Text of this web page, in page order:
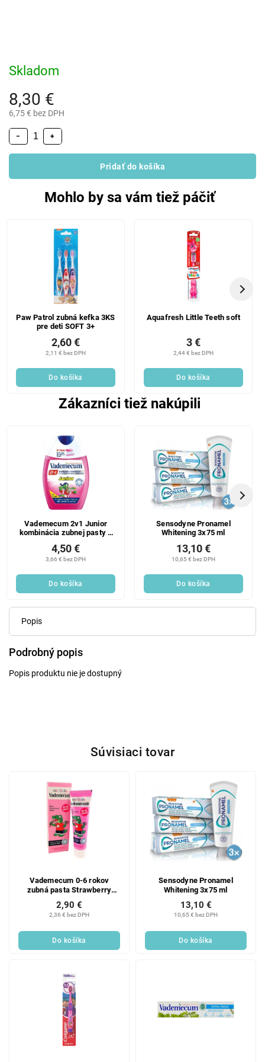
8,30 €
6,75 € bez DPH
Skladom
+
−
Pridať do košíka
Mohlo by sa vám tiež páčiť
Paw Patrol zubná kefka 3KS
pre deti SOFT 3+
2,11 € bez DPH
2,60 €
Do košíka
Aquafresh Little Teeth soft
2,44 € bez DPH
3 €
Do košíka
Zákazníci tiež nakúpili
Vademecum 2v1 Junior
kombinácia zubnej pasty a
3,66 € bez DPH
4,50 €
Do košíka
Sensodyne Pronamel
Whitening 3x75 ml
10,65 € bez DPH
13,10 €
Do košíka
Súvisiaci tovar
Vademecum 0-6 rokov
zubná pasta Strawberry
2,36 € bez DPH
2,90 €
Do košíka
Sensodyne Pronamel
Whitening 3x75 ml
10,65 € bez DPH
13,10 €
Do košíka
Popis
Podrobný popis
Popis produktu nie je dostupný